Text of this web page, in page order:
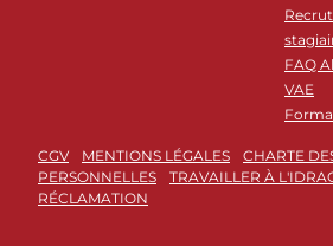
FAQ
VAE
CGV MENTIONS LÉGALES
CHARTE
PERSONNELLES
TRAVAILLER À
RÉCLAMATION